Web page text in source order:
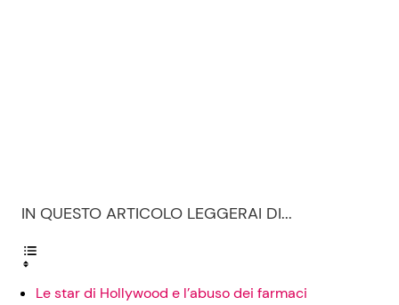
IN QUESTO ARTICOLO LEGGERAI DI...
Le star di Hollywood e l’abuso dei farmaci